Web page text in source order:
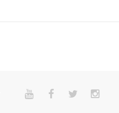
> 10